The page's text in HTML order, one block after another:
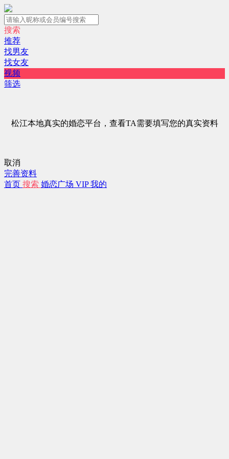
搜索
推荐
找男友
找女友
视频
筛选
松江本地真实的婚恋平台，查看TA需要填写您的真实资料
取消
完善资料
首页 搜索 婚恋广场 VIP 我的